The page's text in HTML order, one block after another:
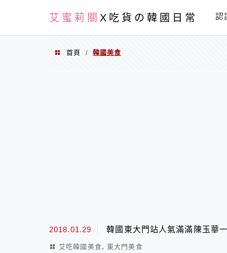
艾蜜莉關 X吃貨の韓國日常 認
首頁 / 韓國美食
2018.01.29 韓國東大門站人氣滿滿陳玉華
艾吃韓國美食, 東大門美食